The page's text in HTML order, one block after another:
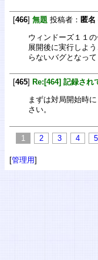
[466] 無題 投稿者： 匿名
ウィンドーズ１１
展開後に実行しよ
らないバグとなって
[465] Re:[464] 記録され
まずは対局開始時
さい。
1 2 3 4 5
[管理用]